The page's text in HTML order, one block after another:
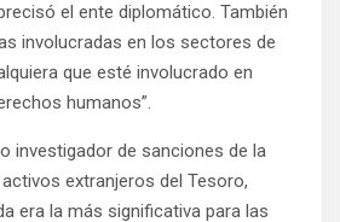
el ente diplomático. También
involucradas en los sectores de
que esté involucrado en
humanos”.
investigador de sanciones de la
extranjeros del Tesoro,
era la más significativa para las